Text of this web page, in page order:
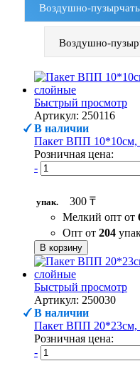
Воздушно-
Воздушно-
Быстрый просмотр
Артикул: 250116
В наличии
Пакет ВПП 10*10см,
Розничная цена:
-
упак.
300 ₸
Мелкий опт от
Опт от 204
В корзину
Быстрый просмотр
Артикул: 250030
В наличии
Пакет ВПП 20*23см,
Розничная цена:
-